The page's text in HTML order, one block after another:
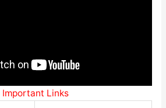
Important Links